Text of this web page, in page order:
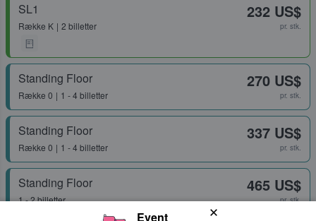
SL1
Række K 2 billetter
232 US$
pr. stk.
Standing Floor
Række 0 1 - 4 billetter
270 US$
pr. stk.
Standing Floor
Række 0 1 - 4 billetter
337 US$
pr. stk.
Standing Floor
1 - 2 billetter
465 US$
pr. stk.
Event